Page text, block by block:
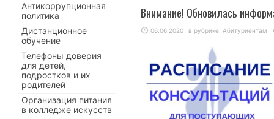
Внимание! Обновилась
06.06.2020 в рубрике: Абитуриентам
Антикоррупционная
политика
Дистанционное
обучение
Телефоны доверия
для детей,
подростков и их
родителей
Организация питания
в колледже искусств